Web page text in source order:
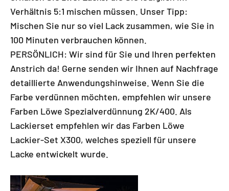
Verhältnis 5:1 mischen müssen. Unser Tipp:
Mischen Sie nur so viel Lack zusammen, wie Sie in
100 Minuten verbrauchen können.
PERSÖNLICH: Wir sind für Sie und Ihren perfekten
Anstrich da! Gerne senden wir Ihnen auf Nachfrage
detaillierte Anwendungshinweise. Wenn Sie die
Farbe verdünnen möchten, empfehlen wir unsere
Farben Löwe Spezialverdünnung 2K/400. Als
Lackierset empfehlen wir das Farben Löwe
Lackier-Set X300, welches speziell für unsere
Lacke entwickelt wurde.